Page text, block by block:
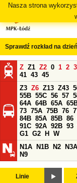
Nasza strona
Sprawdź rozkład na
Z Z1 Z2 0 1 2 3
41 43 45
Z3 Z6 Z13 Z43
55B 55C 56 57
64A 64B 65A
73 75A 75B 76
84B 85A 85B 86
91C 92A 92B 93
G1 G2 H
W
N1A
N1B N2 N3A
N9
Linie